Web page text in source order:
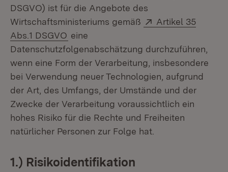
DSGVO) ist für die Angebote des
Wirtschaftsministeriums gemäß
Extern:
Artikel 35
Abs.1 DSGVO (Öffnet in neuem Fenster)
eine
Datenschutzfolgenabschätzung durchzuführen,
wenn eine Form der Verarbeitung, insbesondere
bei Verwendung neuer Technologien, aufgrund
der Art, des Umfangs, der Umstände und der
Zwecke der Verarbeitung voraussichtlich ein
hohes Risiko für die Rechte und Freiheiten
natürlicher Personen zur Folge hat.
1.) Risikoidentifikation